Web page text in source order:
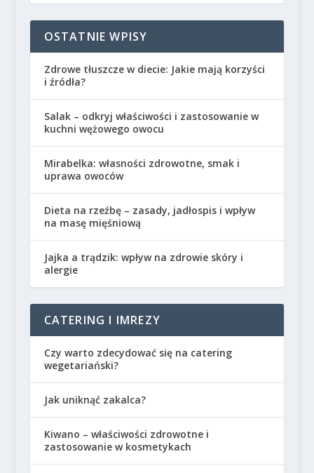
OSTATNIE WPISY
Zdrowe tłuszcze w diecie: Jakie mają korzyści
i źródła?
Salak – odkryj właściwości i zastosowanie w
kuchni wężowego owocu
Mirabelka: własności zdrowotne, smak i
uprawa owoców
Dieta na rzeźbę – zasady, jadłospis i wpływ
na masę mięśniową
Jajka a trądzik: wpływ na zdrowie skóry i
alergie
CATERING I IMREZY
Czy warto zdecydować się na catering
wegetariański?
Jak uniknąć zakalca?
Kiwano – właściwości zdrowotne i
zastosowanie w kosmetykach